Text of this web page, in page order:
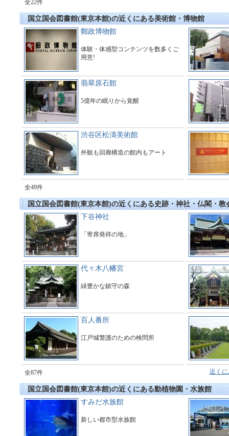
全22件
国立国会図書館(東京本館)の近くにある美術館・博物館
郵政博物館
体験・体感型コンテンツを数多くご
用意!
翡翠原石館
5億年の眠りから覚醒
渋谷区松濤美術館
外観も回廊構造の館内もアート
全49件
国立国会図書館(東京本館)の近くにある史跡・神社・仏閣・教
下谷神社
「寄席発祥の地」
代々木八幡宮
緑豊かな鎮守の森
百人番所
江戸城警護のための検問所
全87件 近く
国立国会図書館(東京本館)の近くにある動植物園・水族館
すみだ水族館
新しい都市型水族館